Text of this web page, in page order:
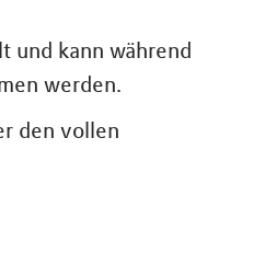
und kann während
werden.
den vollen